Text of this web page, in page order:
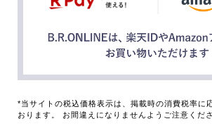
*当サイトの税込価格表示は、掲載時の消費税率に
おります。 お間違えになりませんようご注意くださ